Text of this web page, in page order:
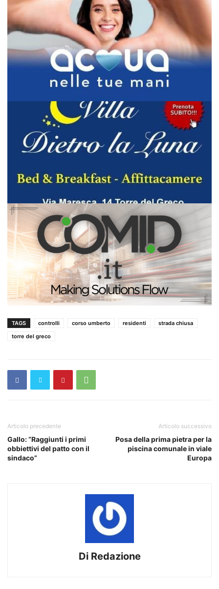
TAGS controlli corso umberto residenti
strada chiusa
torre del greco
Articolo precedente
Gallo: “Raggiunti i primi
obbiettivi del patto con il
sindaco”
Articolo successivo
Posa della prima pietra per la
piscina comunale in viale
Europa
Di Redazione